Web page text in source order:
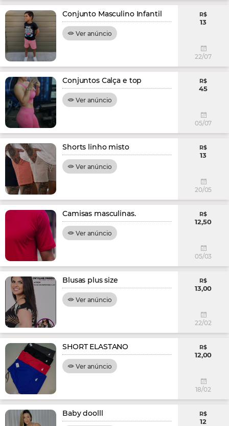
Conjunto Masculino Infantil
Ver anúncio
R$
13
22/07
Conjuntos Calça e top
Ver anúncio
R$
45
05/07
Shorts linho misto
Ver anúncio
R$
13
20/05
Camisas masculinas.
Ver anúncio
R$
12,50
05/03
Blusas plus size
Ver anúncio
R$
13,00
22/02
SHORT ELASTANO
Ver anúncio
R$
12,00
18/02
Baby doolll R$
12